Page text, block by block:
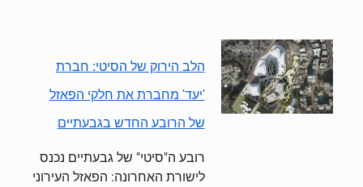
הלב הירוק של הסיטי: חברת
'יעד' מחברת את חלקי הפאזל
של הרובע החדש בגבעתיים
רובע ה"סיטי" של גבעתיים נכנס
לישורת האחרונה: הפאזל העירוני